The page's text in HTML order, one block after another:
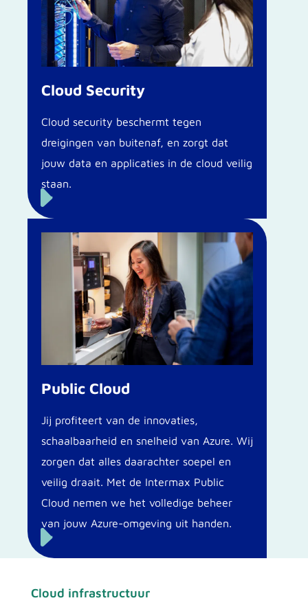
Cloud Security
Cloud security beschermt tegen
dreigingen van buitenaf, en zorgt dat
jouw data en applicaties in de cloud veilig
staan.
E
Public Cloud
Jij profiteert van de innovaties,
schaalbaarheid en snelheid van Azure. Wij
zorgen dat alles daarachter soepel en
veilig draait. Met de Intermax Public
Cloud nemen we het volledige beheer
van jouw Azure-omgeving uit handen.
E
Cloud infrastructuur